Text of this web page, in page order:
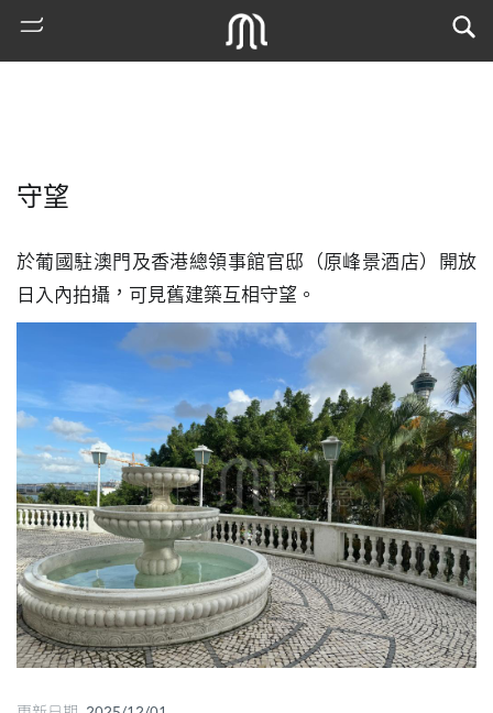
搜
索
古
地
圖
媽
閣
寺
廟
守望
於葡國駐澳門及香港總領事館官邸（原峰景酒店）開放
日入內拍攝，可見舊建築互相守望。